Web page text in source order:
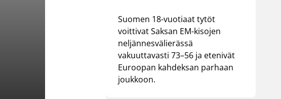
Suomen 18-vuotiaat tytöt
voittivat Saksan EM-kisojen
neljännesvälierässä
vakuuttavasti 73–56 ja etenivät
Euroopan kahdeksan parhaan
joukkoon.